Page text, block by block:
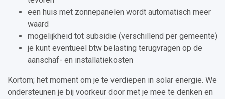
een huis met zonnepanelen wordt automatisch meer
waard
mogelijkheid tot subsidie (verschillend per gemeente)
je kunt eventueel btw belasting terugvragen op de
aanschaf- en installatiekosten
Kortom; het moment om je te verdiepen in solar energie. We
ondersteunen je bij voorkeur door met je mee te denken en